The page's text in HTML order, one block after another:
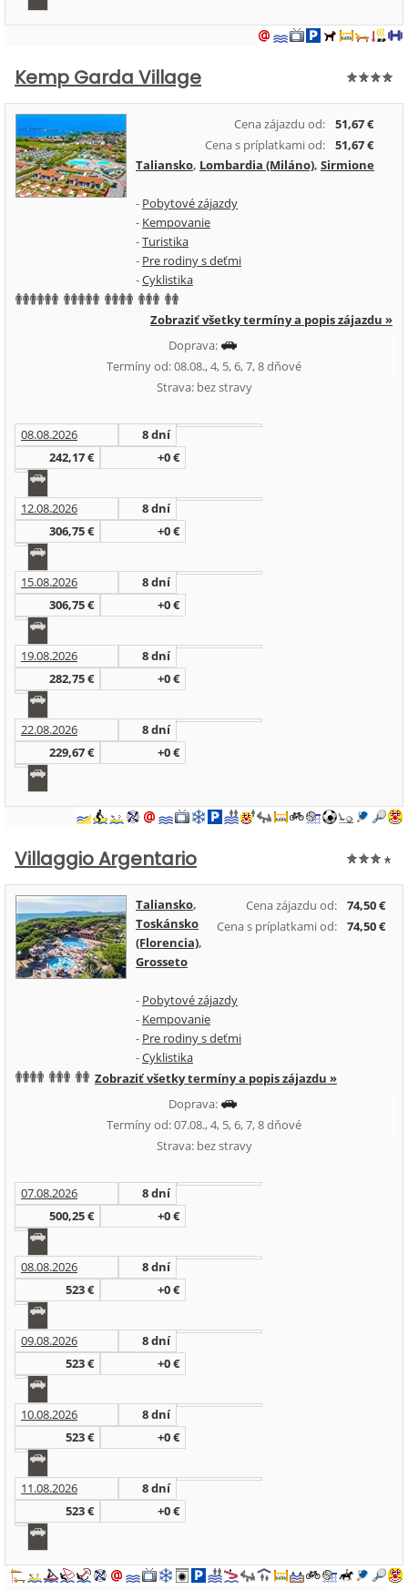
Kemp Garda Village
Cena zájazdu od:
51,67 €
Cena s príplatkami od:
51,67 €
Taliansko, Lombardia (Miláno), Sirmione
- Pobytové zájazdy
- Kempovanie
-Turistika
- Pre rodiny s deťmi
-Cyklistika
Zobraziť všetky termíny a popis zájazdu »
Doprava:
Termíny od: 08.08., 4, 5, 6, 7, 8 dňové
Strava: bez stravy
08.08.2026
8 dní
242,17 €
+0 €
12.08.2026
8 dní
306,75 €
+0 €
15.08.2026
8 dní
306,75 €
+0 €
19.08.2026
8 dní
282,75 €
+0 €
22.08.2026
8 dní
229,67 €
+0 €
Villaggio Argentario
Cena zájazdu od:
74,50 €
Cena s príplatkami od:
74,50 €
Taliansko,
Toskánsko
(Florencia),
Grosseto
- Pobytové zájazdy
- Kempovanie
- Pre rodiny s deťmi
-Cyklistika
Zobraziť všetky termíny a popis zájazdu »
Doprava:
Termíny od: 07.08., 4, 5, 6, 7, 8 dňové
Strava: bez stravy
07.08.2026
8 dní
500,25 €
+0 €
08.08.2026
8 dní
523 €
+0 €
09.08.2026
8 dní
523 €
+0 €
10.08.2026
8 dní
523 €
+0 €
11.08.2026
8 dní
523 €
+0 €